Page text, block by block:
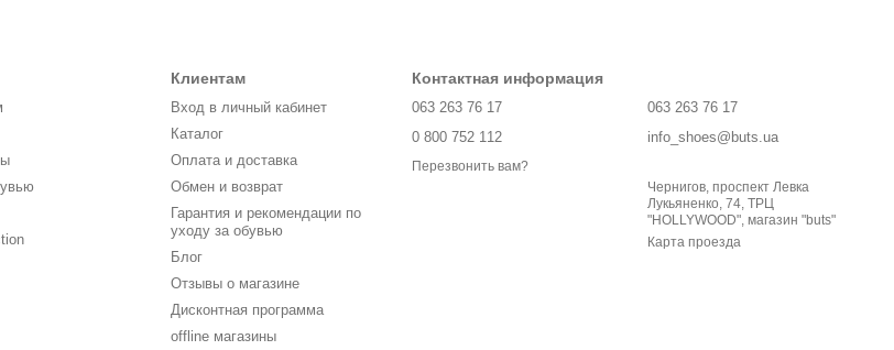
Клиентам
Вход в личный кабинет
Каталог
Оплата и доставка
Обмен и возврат
Гарантия и рекомендации по
уходу за обувью
Блог
Отзывы о магазине
Дисконтная программа
offline магазины
Контактная информация
063 263 76 17
0 800 752 112
Перезвонить вам?
063 263 76 17
info_shoes@buts.ua
Чернигов, проспект Левка
Лукьяненко, 74, ТРЦ
"HOLLYWOOD", магазин "buts"
Карта проезда